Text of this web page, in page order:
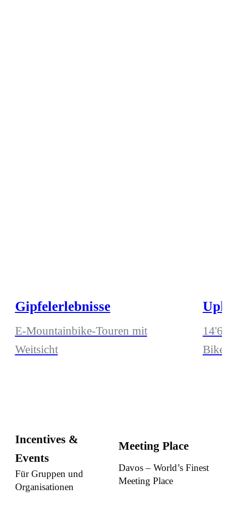
Gipfelerlebnisse
E-Mountainbike-Touren mit
Weitsicht
Bike
Incentives &
Events
Für Gruppen und
Organisationen
Meeting Place
Davos – World’s Finest
Meeting Place